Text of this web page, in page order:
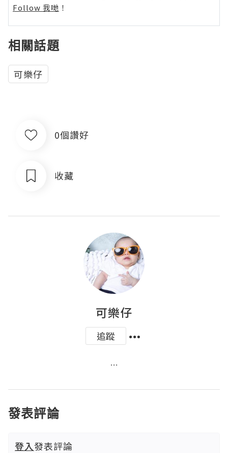
Follow 我哋 ！
相關話題
可樂仔
0個讚好
收藏
可樂仔
追蹤
...
發表評論
登入發表評論